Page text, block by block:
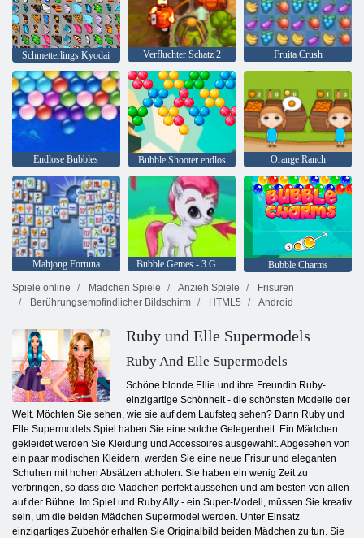
Schmetterlings Kyodai Verfluchter Schatz 2 Fruita Crush
Endlose Bubbles Bubble Shooter endlos Orange Ranch
Mahjong Fortuna
Bubble Charms
Spiele online
Mädchen Spiele Anzieh Spiele
Frisuren
Berührungsempfindlicher Bildschirm
HTML5 Android
Ruby und Elle Supermodels
Ruby And Elle Supermodels
Schöne blonde Ellie und ihre Freundin Ruby-
einzigartige Schönheit - die schönsten Modelle der
Welt. Möchten Sie sehen, wie sie auf dem Laufsteg sehen? Dann Ruby und
Elle Supermodels Spiel haben Sie eine solche Gelegenheit. Ein Mädchen
gekleidet werden Sie Kleidung und Accessoires ausgewählt. Abgesehen von
ein paar modischen Kleidern, werden Sie eine neue Frisur und eleganten
Schuhen mit hohen Absätzen abholen. Sie haben ein wenig Zeit zu
verbringen, so dass die Mädchen perfekt aussehen und am besten von allen
auf der Bühne. Im Spiel und Ruby Ally - ein Super-Modell, müssen Sie kreativ
sein, um die beiden Mädchen Supermodel werden. Unter Einsatz
einzigartiges Zubehör erhalten Sie Originalbild beiden Mädchen zu tun. Sie